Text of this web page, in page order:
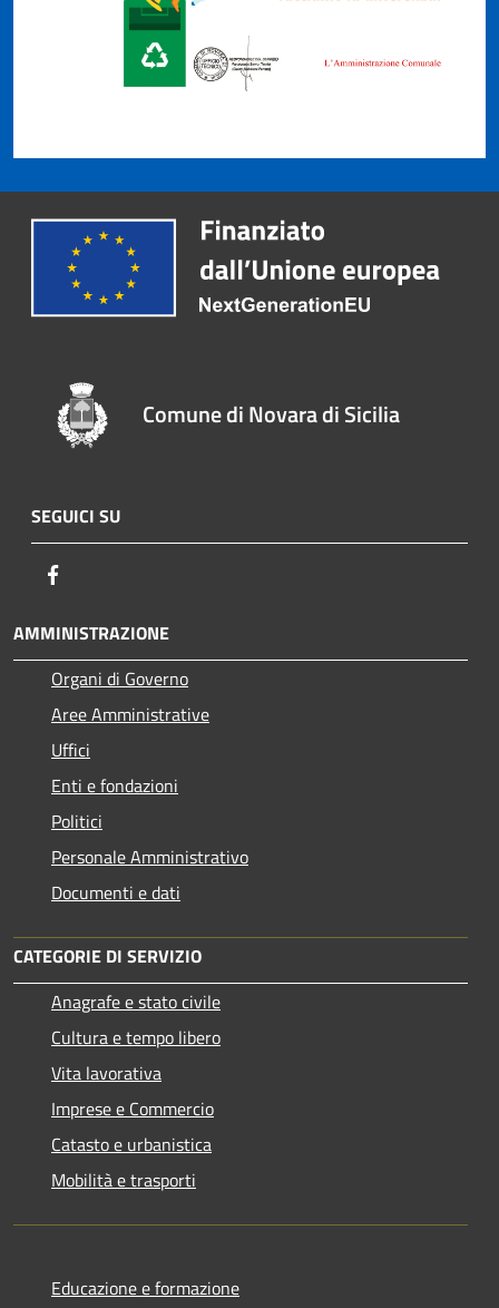
Comune di Novara di Sicilia
SEGUICI SU
AMMINISTRAZIONE
Organi di Governo
Aree Amministrative
Uffici
Enti e fondazioni
Politici
Personale Amministrativo
Documenti e dati
CATEGORIE DI SERVIZIO
Anagrafe e stato civile
Cultura e tempo libero
Vita lavorativa
Imprese e Commercio
Catasto e urbanistica
Mobilità e trasporti
Educazione e formazione